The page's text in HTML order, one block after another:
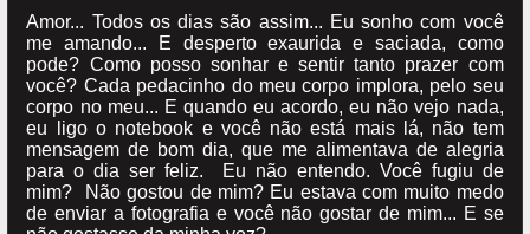
Amor... Todos os dias são assim... Eu sonho com você
me amando... E desperto exaurida e saciada, como
pode? Como posso sonhar e sentir tanto prazer com
você? Cada pedacinho do meu corpo implora, pelo seu
corpo no meu... E quando eu acordo, eu não vejo nada,
eu ligo o notebook e você não está mais lá, não tem
mensagem de bom dia, que me alimentava de alegria
para o dia ser feliz. Eu não entendo. Você fugiu de
mim? Não gostou de mim? Eu estava com muito medo
de enviar a fotografia e você não gostar de mim... E se